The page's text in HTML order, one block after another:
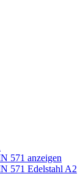
571 anzeigen
571 Edelstahl A2